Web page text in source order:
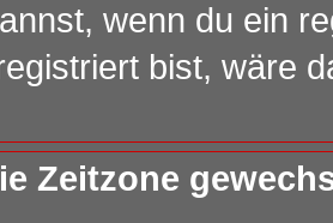
wenn du ein
bist, wäre
Zeitzone